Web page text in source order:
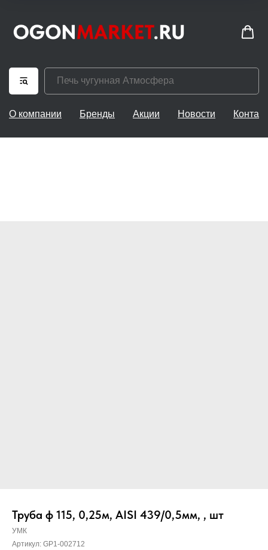
О компании Бренды Акции Новости
Труба ф 115, 0,25м, AISI 439/0,5мм, , шт
УМК
Артикул: GP1-002712